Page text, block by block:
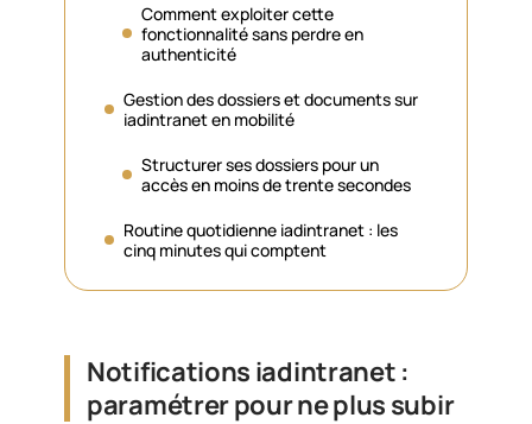
Comment exploiter cette
fonctionnalité sans perdre en
authenticité
Gestion des dossiers et documents sur
iadintranet en mobilité
Structurer ses dossiers pour un
accès en moins de trente secondes
Routine quotidienne iadintranet : les
cinq minutes qui comptent
Notifications iadintranet :
paramétrer pour ne plus subir